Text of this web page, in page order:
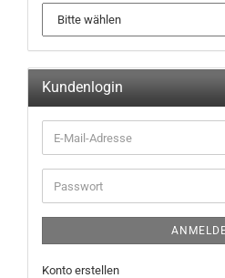
Kundenlogin
Konto erstellen